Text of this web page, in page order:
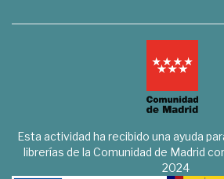
Esta actividad ha recibido una ayuda
librerías de la Comunidad de Madrid
2024